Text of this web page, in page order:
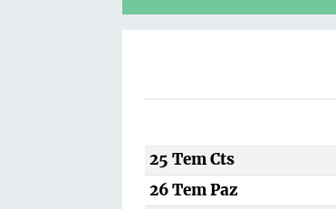
25 Tem Cts
26 Tem Paz